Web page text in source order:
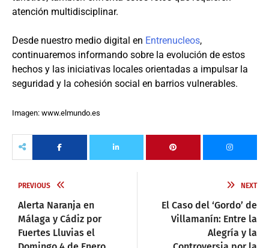
atención multidisciplinar.
Desde nuestro medio digital en Entrenucleos,
continuaremos informando sobre la evolución de estos
hechos y las iniciativas locales orientadas a impulsar la
seguridad y la cohesión social en barrios vulnerables.
Imagen: www.elmundo.es
PREVIOUS
Alerta Naranja en
Málaga y Cádiz por
Fuertes Lluvias el
NEXT
El Caso del ‘Gordo’ de
Villamanín: Entre la
Alegría y la